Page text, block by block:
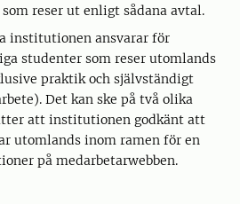
reser ut enligt sådana avtal.
institutionen ansvarar för
studenter som reser utomlands
praktik och självständigt
Det kan ske på två olika
att institutionen godkänt att
utomlands inom ramen för en
på medarbetarwebben.